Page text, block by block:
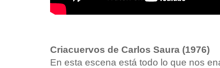
Criacuervos de Carlos Saura (1976)
En esta escena está todo lo que nos